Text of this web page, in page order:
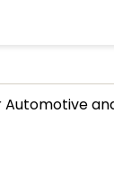
Automotive